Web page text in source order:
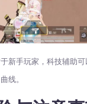
于新手玩家，科技辅助
线。